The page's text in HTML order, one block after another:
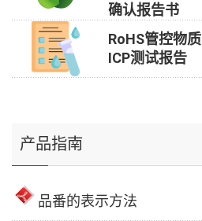
确认报告书
RoHS管控物质
ICP测试报告
产品指南
品番的表示方法